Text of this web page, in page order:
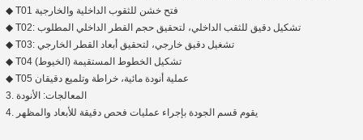
◆ T01 فتح خشن للثقوب الداخلية والخارجية
◆ T02: تشكيل دقيق للثقب الداخلي، لتحقيق حجم القطر الداخلي المطلوب
◆ T03: تشغيل دقيق خارجي، لتحقيق أبعاد القطر الخارجي
◆ T04 تشكيل الخطوط المستقيمة (الخيوط)
◆ T05 عملية أنودة مائية، خراطة وتلميع دقيقان
3. المعالجات: الأنودة
4. يقوم قسم الجودة بإجراء عمليات فحص دقيقة للأبعاد والمظهر